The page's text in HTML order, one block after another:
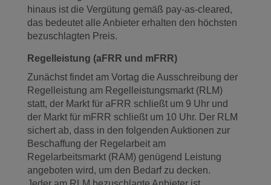
hinaus ist die Vergütung gemäß pay-as-cleared,
das bedeutet alle Anbieter erhalten den höchsten
bezuschlagten Preis.
Regelleistung (aFRR und mFRR)
Zunächst findet am Vortag die Ausschreibung der
Regelleistung am Regelleistungsmarkt (RLM)
statt, der Markt für aFRR schließt um 9 Uhr und
der Markt für mFRR schließt um 10 Uhr. Der RLM
sichert ab, dass in den folgenden Auktionen zur
Beschaffung der Regelarbeit am
Regelarbeitsmarkt (RAM) genügend Leistung
angeboten wird, um den Bedarf zu decken.